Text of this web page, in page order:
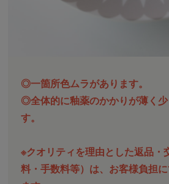
◎一箇所色ムラがあります。
◎全体的に釉薬のかかりが薄く
す。
※クオリティを理由とした返品・
料・手数料等）は、お客様負担